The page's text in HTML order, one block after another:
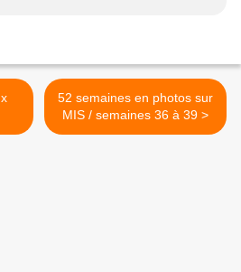
52 semaines en photos sur
MIS / semaines 36 à 39 >